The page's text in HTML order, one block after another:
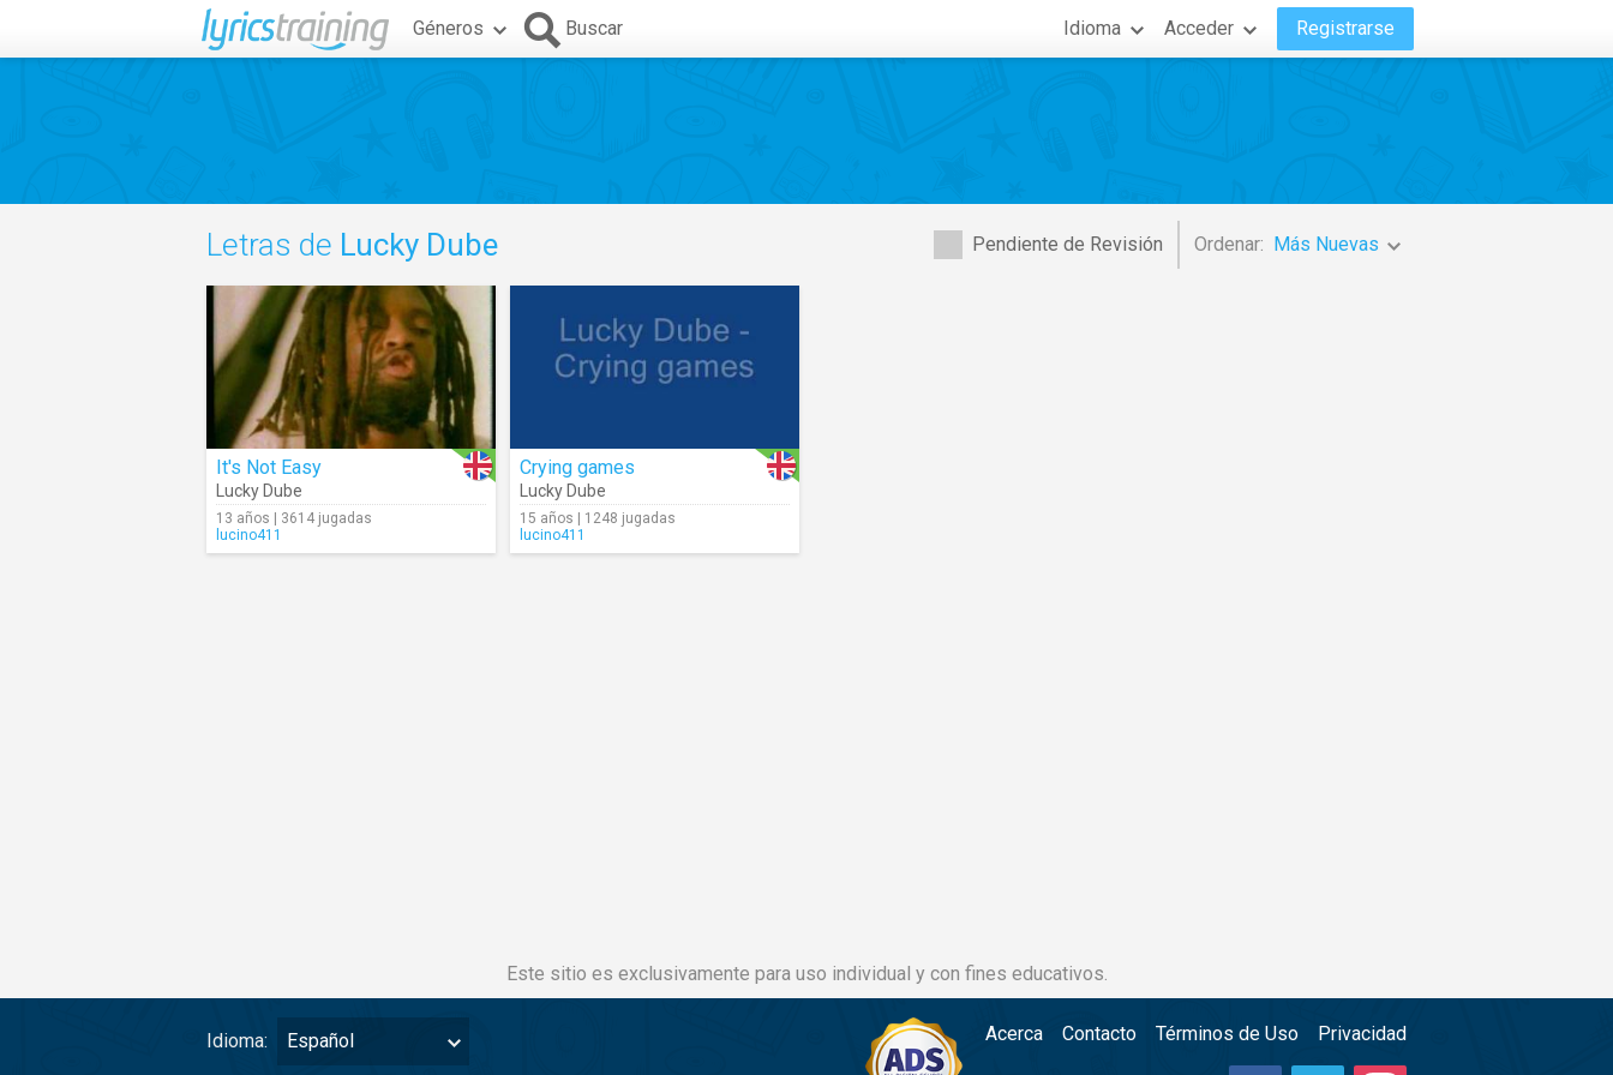
Géneros Buscar Idioma Acceder Registrarse
Pendiente de Revisión Ordenar: Más Nuevas
Letras de Lucky Dube
It's Not Easy
Lucky Dube
13 años | 3614 jugadas
lucino411
Crying games
Lucky Dube
15 años | 1248 jugadas
lucino411
Este sitio es exclusivamente para uso individual y con fines educativos.
Idioma: Español Acerca Contacto Términos de Uso Privacidad